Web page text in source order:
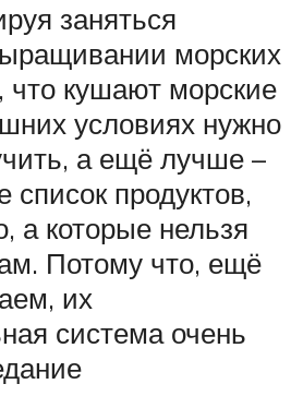
заняться
морских
что кушают морские
условиях нужно
а ещё лучше –
список продуктов,
а которые нельзя
Потому что, ещё
их
система очень